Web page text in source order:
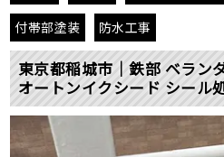
付帯部塗装 防水工事
東京都稲城市｜鉄部 ベラン
オートンイクシード シール